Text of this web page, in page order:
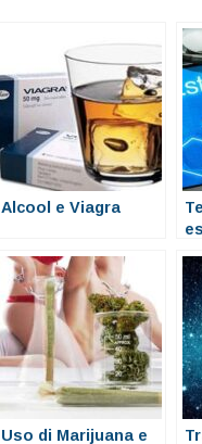
Alcool e Viagra
Uso di Marijuana e